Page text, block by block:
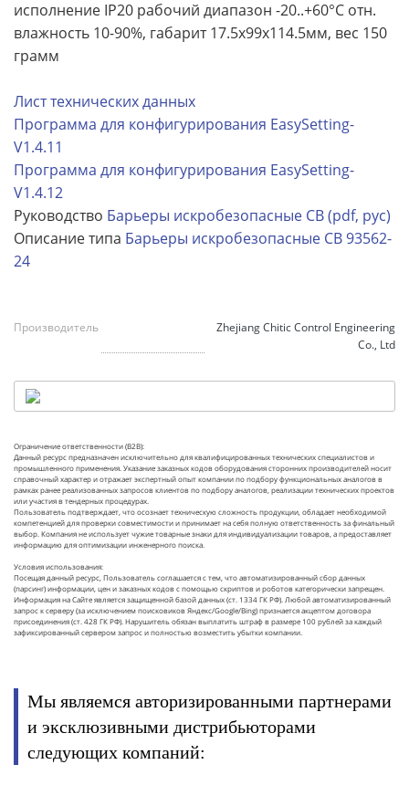
исполнение IP20 рабочий диапазон -20..+60°С отн.
влажность 10-90%, габарит 17.5x99x114.5мм, вес 150
грамм
Лист технических данных
Программа для конфигурирования EasySetting-
V1.4.11
Программа для конфигурирования EasySetting-
V1.4.12
Руководство Барьеры искробезопасные CB (pdf, рус)
Описание типа Барьеры искробезопасные CB 93562-
24
Производитель
Zhejiang Chitic Control Engineering
Co., Ltd
Ограничение ответственности (B2B):
Данный ресурс предназначен исключительно для квалифицированных технических специалистов и
промышленного применения. Указание заказных кодов оборудования сторонних производителей носит
справочный характер и отражает экспертный опыт компании по подбору функциональных аналогов в
рамках ранее реализованных запросов клиентов по подбору аналогов, реализации технических проектов
или участия в тендерных процедурах.
Пользователь подтверждает, что осознает техническую сложность продукции, обладает необходимой
компетенцией для проверки совместимости и принимает на себя полную ответственность за финальный
выбор. Компания не использует чужие товарные знаки для индивидуализации товаров, а предоставляет
информацию для оптимизации инженерного поиска.
Условия использования:
Посещая данный ресурс, Пользователь соглашается с тем, что автоматизированный сбор данных
(парсинг) информации, цен и заказных кодов с помощью скриптов и роботов категорически запрещен.
Информация на Сайте является защищенной базой данных (ст. 1334 ГК РФ). Любой автоматизированный
запрос к серверу (за исключением поисковиков Яндекс/Google/Bing) признается акцептом договора
присоединения (ст. 428 ГК РФ). Нарушитель обязан выплатить штраф в размере 100 рублей за каждый
зафиксированный сервером запрос и полностью возместить убытки компании.
Мы являемся авторизированными партнерами
и эксклюзивными дистрибьюторами
следующих компаний: